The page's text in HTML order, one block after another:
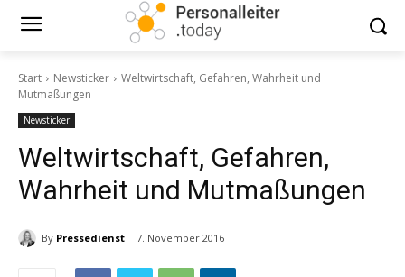
Start Newsticker
Weltwirtschaft, Gefahren, Wahrheit und
Mutmaßungen
Newsticker
Weltwirtschaft, Gefahren,
Wahrheit und Mutmaßungen
By Pressedienst 7. November 2016